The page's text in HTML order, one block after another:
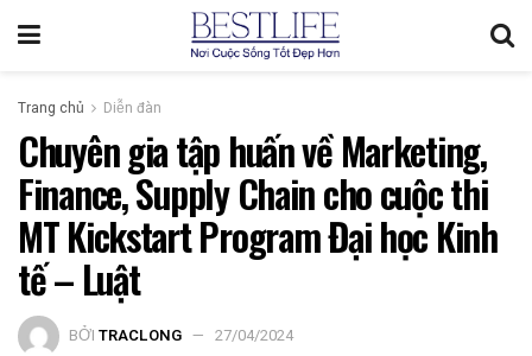
Trang chủ Diễn đàn
Chuyên gia tập huấn về Marketing,
Finance, Supply Chain cho cuộc thi
MT Kickstart Program Đại học Kinh
tế – Luật
BỞI TRACLONG 27/04/2024